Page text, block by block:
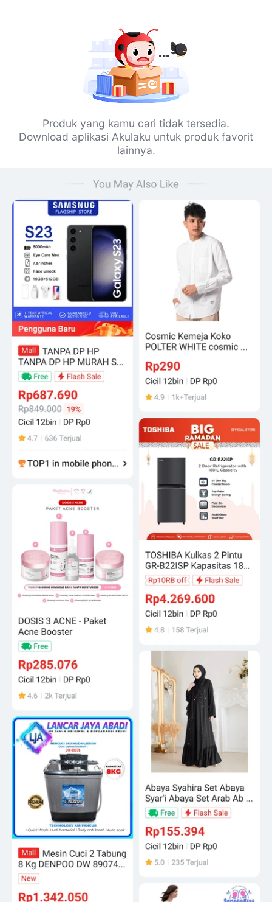
Produk yang kamu cari tidak tersedia.
Download aplikasi Akulaku untuk produk favorit
lainnya.